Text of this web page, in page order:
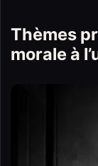
Thèmes
morale à